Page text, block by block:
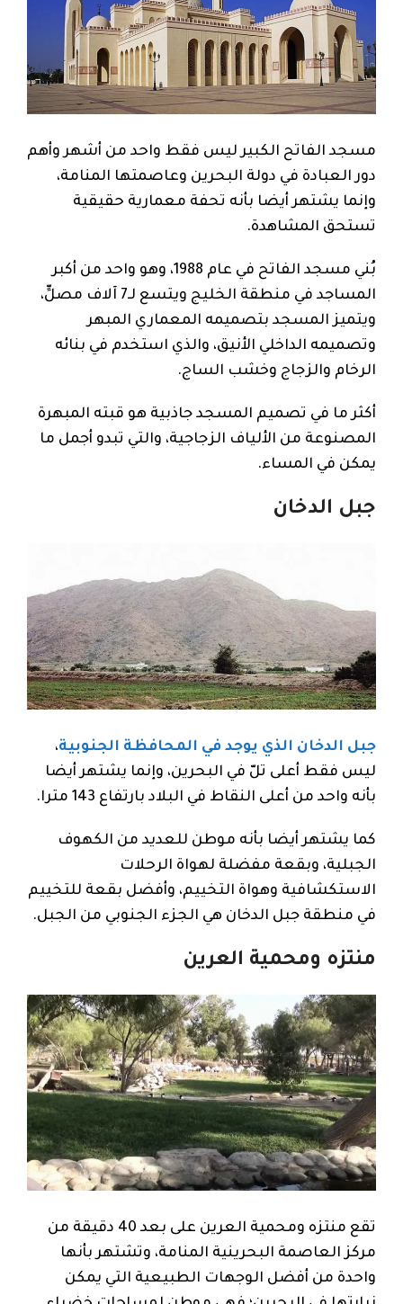
مسجد الفاتح الكبير ليس فقط واحد من أشهر وأهم
دور العبادة في دولة البحرين وعاصمتها المنامة،
وإنما يشتهر أيضا بأنه تحفة معمارية حقيقية
تستحق المشاهدة.
بُني مسجد الفاتح في عام 1988، وهو واحد من أكبر
المساجد في منطقة الخليج ويتسع لـ7 آلاف مصلٍّ،
ويتميز المسجد بتصميمه المعماري المبهر
وتصميمه الداخلي الأنيق، والذي استخدم في بنائه
الرخام والزجاج وخشب الساج.
أكثر ما في تصميم المسجد جاذبية هو قبته المبهرة
المصنوعة من الألياف الزجاجية، والتي تبدو أجمل ما
يمكن في المساء.
جبل الدخان
جبل الدخان الذي يوجد في المحافظة الجنوبية،
ليس فقط أعلى تلّ في البحرين، وإنما يشتهر أيضا
بأنه واحد من أعلى النقاط في البلاد بارتفاع 143 مترا.
كما يشتهر أيضا بأنه موطن للعديد من الكهوف
الجبلية، وبقعة مفضلة لهواة الرحلات
الاستكشافية وهواة التخييم، وأفضل بقعة للتخييم
في منطقة جبل الدخان هي الجزء الجنوبي من الجبل.
منتزه ومحمية العرين
تقع منتزه ومحمية العرين على بعد 40 دقيقة من
مركز العاصمة البحرينية المنامة، وتشتهر بأنها
واحدة من أفضل الوجهات الطبيعية التي يمكن